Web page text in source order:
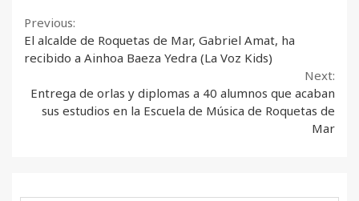
Continue
Reading
Previous:
El alcalde de Roquetas de Mar, Gabriel Amat, ha
recibido a Ainhoa Baeza Yedra (La Voz Kids)
Next:
Entrega de orlas y diplomas a 40 alumnos que acaban
sus estudios en la Escuela de Música de Roquetas de
Mar